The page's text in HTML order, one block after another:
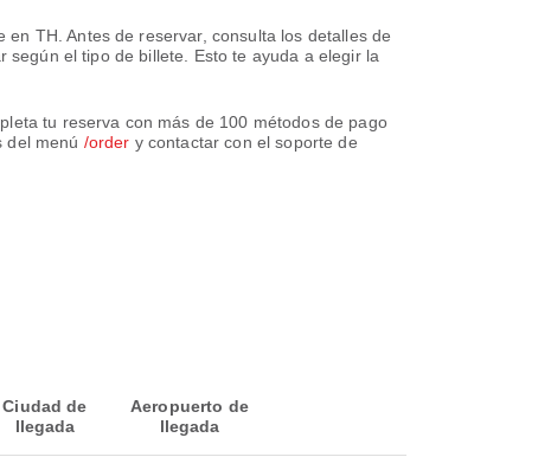
TH. Antes de reservar, consulta los detalles de
el tipo de billete. Esto te ayuda a elegir la
tu reserva con más de 100 métodos de pago
del menú /order y contactar con el soporte de
Ciudad de
llegada
Aeropuerto de
llegada